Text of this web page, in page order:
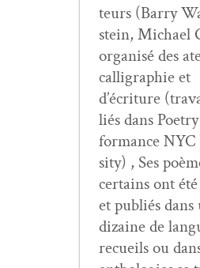
teurs (Bar­ry
stein, Michael
organ­isé des
cal­ligra­phie et
d’écriture
liés dans
for­mance
si­ty) , Ses
cer­tains ont
et pub­liés dans
dizaine de
recueils ou